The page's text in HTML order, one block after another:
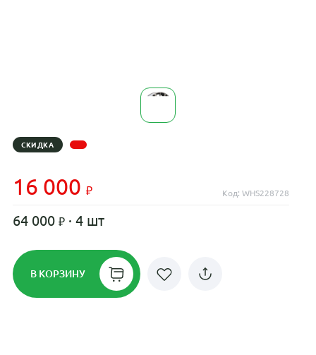
СКИДКА
16 000 Код: WHS228728
64 000 · 4 шт
В КОРЗИНУ